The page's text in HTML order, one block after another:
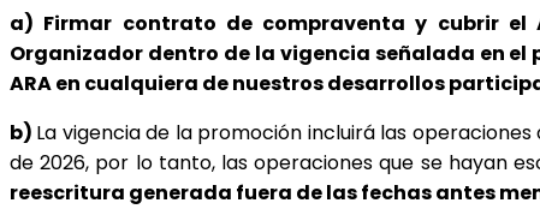
a) Firmar contrato de compraventa y cubrir el
Organizador dentro de la vigencia señalada en el
ARA en cualquiera de nuestros desarrollos
b) La vigencia de la promoción incluirá las
de 2026, por lo tanto, las operaciones que se hayan
reescritura generada fuera de las fechas antes